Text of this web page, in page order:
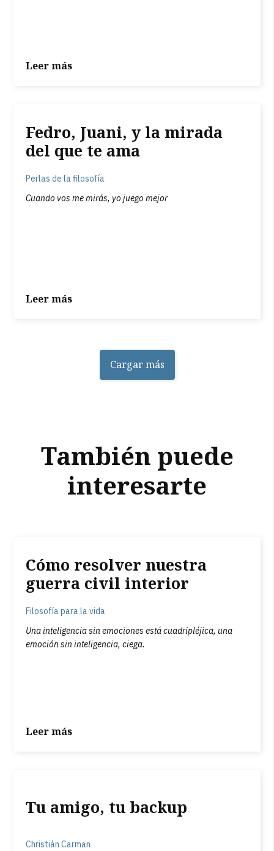
Leer más
Fedro, Juani, y la mirada
del que te ama
Perlas de la filosofía
Cuando vos me mirás, yo juego mejor
Leer más
Cargar más
También puede
interesarte
Cómo resolver nuestra
guerra civil interior
Filosofía para la vida
Una inteligencia sin emociones está cuadripléjica, una
emoción sin inteligencia, ciega.
Leer más
Tu amigo, tu backup
Christián Carman